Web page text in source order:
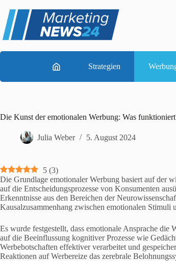
Inhalt
springen
Strategien
Die Kunst der emotionalen Werbung: Was
Julia Weber 5. August 2024
5 (3)
Die Grundlage emotionaler Werbung basiert auf der
auf die Entscheidungsprozesse von Konsumenten
Erkenntnisse aus den Bereichen der
Kausalzusammenhang zwischen emotionalen Stimuli
Es wurde festgestellt, dass emotionale Ansprache
auf die Beeinflussung kognitiver Prozesse wie
Werbebotschaften effektiver verarbeitet und
Reaktionen auf Werbereize das zerebrale